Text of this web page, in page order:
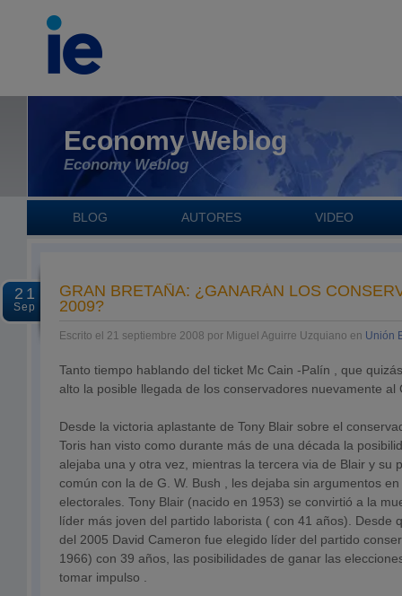
Economy Weblog
Economy Weblog
BLOG AUTORES VIDEO
21
Sep
GRAN BRETAÑA: ¿GANARÁN LOS
2009?
Escrito el 21 septiembre 2008 por Miguel Aguirre Uzquiano en Unión
Tanto tiempo hablando del ticket Mc Cain -Palín , que
alto la posible llegada de los conservadores nuevamente al
Desde la victoria aplastante de Tony Blair sobre el
Toris han visto como durante más de una década la
alejaba una y otra vez, mientras la tercera via de Blair y su
común con la de G. W. Bush , les dejaba sin argumentos
electorales. Tony Blair (nacido en 1953) se convirtió a la
líder más joven del partido laborista ( con 41 años). Desde
del 2005 David Cameron fue elegido líder del partido
1966) con 39 años, las posibilidades de ganar las
tomar impulso .